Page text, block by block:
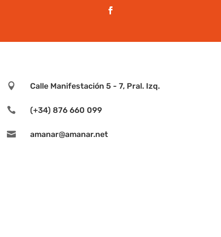
 Calle Manifestación 5 - 7, Pral. Izq.
 (+34) 876 660 099
 amanar@amanar.net